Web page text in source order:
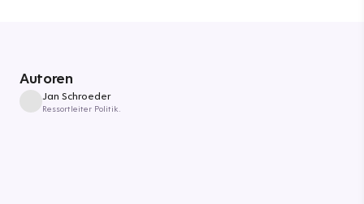
Autoren
Jan Schroeder
Ressortleiter Politik.